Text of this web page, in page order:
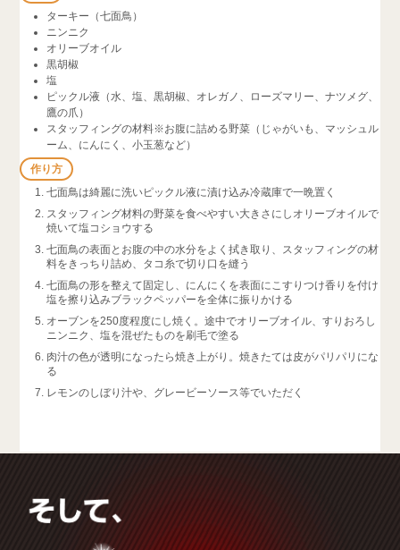
ターキー（七面鳥）
ニンニク
オリーブオイル
黒胡椒
塩
ピックル液（水、塩、黒胡椒、オレガノ、ローズマリー、ナツメグ、
鷹の爪）
スタッフィングの材料※お腹に詰める野菜（じゃがいも、マッシュル
ーム、にんにく、小玉葱など）
作り方
七面鳥は綺麗に洗いピックル液に漬け込み冷蔵庫で一晩置く
スタッフィング材料の野菜を食べやすい大きさにしオリーブオイルで
焼いて塩コショウする
七面鳥の表面とお腹の中の水分をよく拭き取り、スタッフィングの材
料をきっちり詰め、タコ糸で切り口を縫う
七面鳥の形を整えて固定し、にんにくを表面にこすりつけ香りを付け
塩を擦り込みブラックペッパーを全体に振りかける
オーブンを250度程度にし焼く。途中でオリーブオイル、すりおろし
ニンニク、塩を混ぜたものを刷毛で塗る
肉汁の色が透明になったら焼き上がり。焼きたては皮がパリパリにな
る
レモンのしぼり汁や、グレービーソース等でいただく